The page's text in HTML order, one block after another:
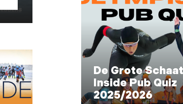
De Grote
Inside Pub Quiz
2025/2026